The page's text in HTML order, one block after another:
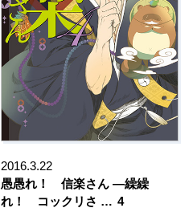
2016.3.22
愚愚れ！ 信楽さん ―繰繰
れ！ コックリさ … 4